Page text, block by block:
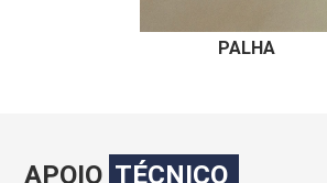
PALHA
APOIO TÉCNICO